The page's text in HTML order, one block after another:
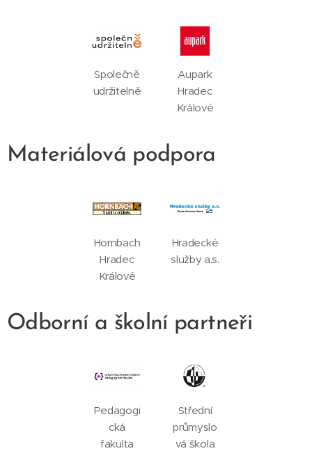
Společně
udržitelně
Aupark
Hradec
Králové
Materiálová podpora
Hornbach
Hradec
Králové
Hradecké
služby a.s.
Odborní a školní partneři
Pedagogi
cká
fakulta
Střední
průmyslo
vá škola